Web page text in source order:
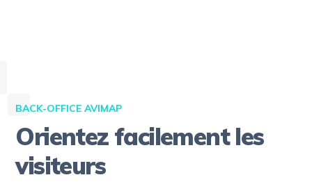
BACK-OFFICE AVIMAP
Orientez facilement les
visiteurs